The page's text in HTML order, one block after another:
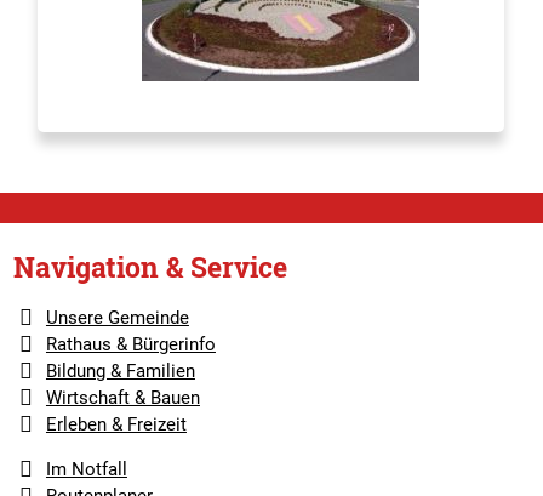
Navigation & Service
Unsere Gemeinde
Rathaus & Bürgerinfo
Bildung & Familien
Wirtschaft & Bauen
Erleben & Freizeit
Im Notfall